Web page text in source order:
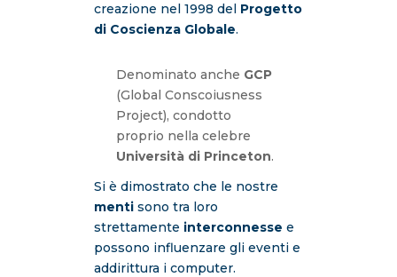
creazione nel 1998 delProgetto
di Coscienza Globale.
Denominato anche GCP
(Global Conscoiusness
Project), condotto
proprio nella celebre
Università di Princeton.
Si è dimostrato che le nostre
mentisono tra loro
strettamente interconnesse e
possono influenzare gli eventi e
addirittura i computer.